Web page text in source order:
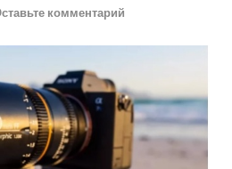
комментарий